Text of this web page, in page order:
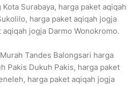
Surabaya, harga paket aqiqah
harga paket aqiqah jogja
jogja Darmo Wonokromo.
Tandes Balongsari harga
Pakis Dukuh Pakis, harga paket
harga paket aqiqah jogja